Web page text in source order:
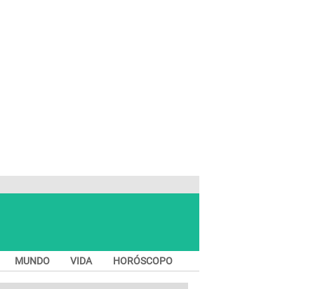
MUNDO VIDA HORÓSCOPO